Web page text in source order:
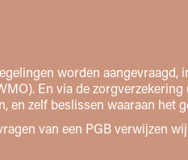
worden aangevraagd,
En via de
en zelf beslissen waaraan het
van een PGB verwijzen